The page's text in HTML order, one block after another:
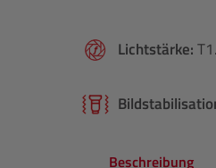
Lichtstärke:
Beschreibung